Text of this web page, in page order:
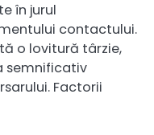
în jurul
contactului.
o lovitură târzie,
semnificativ
Factorii